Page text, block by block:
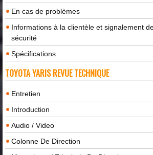
En cas de problèmes
Informations à la clientèle et signalement
sécurité
Spécifications
TOYOTA YARIS REVUE TECHNIQUE
Entretien
Introduction
Audio / Video
Colonne De Direction